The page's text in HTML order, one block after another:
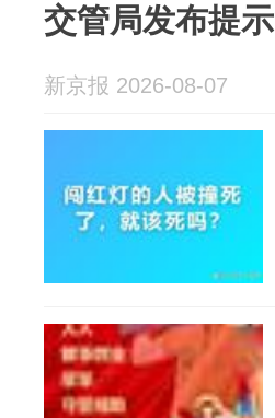
交管局发布提示
新京报 2026-08-07